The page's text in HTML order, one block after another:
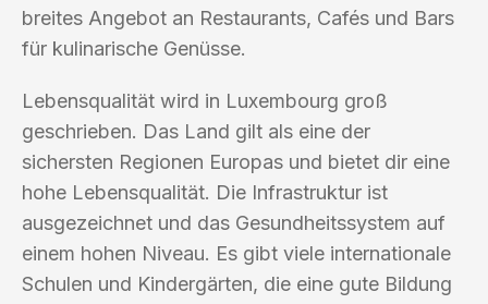
breites Angebot an Restaurants, Cafés und Bars
für kulinarische Genüsse.
Lebensqualität wird in Luxembourg groß
geschrieben. Das Land gilt als eine der
sichersten Regionen Europas und bietet dir eine
hohe Lebensqualität. Die Infrastruktur ist
ausgezeichnet und das Gesundheitssystem auf
einem hohen Niveau. Es gibt viele internationale
Schulen und Kindergärten, die eine gute Bildung